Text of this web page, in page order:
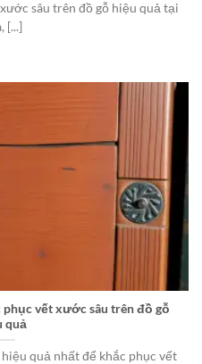
sâu trên đồ gỗ hiệu quả tại
[...]
vết xước sâu trên đồ gỗ
quả
quả nhất để khắc phục vết